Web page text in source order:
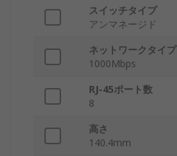
スイッチタイプ
アンマネージド
ネットワークタイプ
1000Mbps
RJ-45ポート数
8
高さ
140.4mm